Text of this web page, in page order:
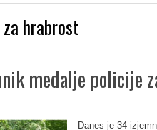
hrabrost
medalje policije
Danes je 34